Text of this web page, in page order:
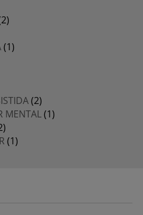
(1)
(2)
MENTAL(1)
(1)